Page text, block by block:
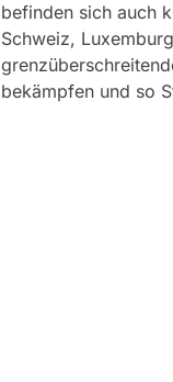
befinden sich auch
Schweiz,
bekämpfen und so